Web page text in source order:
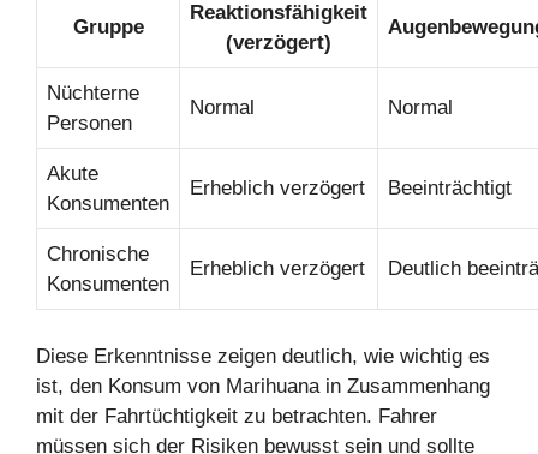
Gruppe
Reaktionsfähigkeit
(verzögert)
Nüchterne
Personen
Normal Normal
Akute
Konsumenten
Erheblich verzögert Beeinträchtigt
Chronische
Konsumenten
Erheblich verzögert Deutlich
Diese Erkenntnisse zeigen deutlich, wie wichtig es
ist, den Konsum von Marihuana in Zusammenhang
mit der Fahrtüchtigkeit zu betrachten. Fahrer
müssen sich der Risiken bewusst sein und sollte